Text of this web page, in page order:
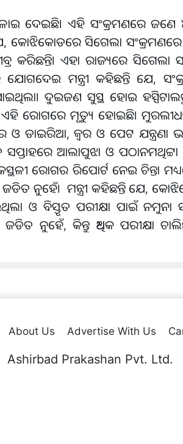
ଦେଇଛି। ଏହି ସଂକ୍ରମଣରେ ଜଣେ
କୋଝିକୋଡରେ ସିଗେଲା
କରିଛନ୍ତି। ଏହା ରାଜ୍ୟରେ
ଯୋଗଦେଇ ମନ୍ତ୍ରୀ କହିଛନ୍ତି ଯେ,
ଦୁଇଜଣ ସୁସ୍ଥ ହୋଇ
ଏହି ରୋଗରେ ମୃତ୍ୟୁ ହୋଇଛି।
ଓ ଡାଇରିଆ, ଜ୍ୱର ଓ ପେଟ ଯନ୍ତ୍ରଣା
ଆଲାପୁଝା ଓ ପଠାନମଥିଟ୍ଟା
ରୋଗର ରିପୋର୍ଟ ନେଇ ଚିନ୍ତା
ନୁହେଁ। ମନ୍ତ୍ରୀ କହିଛନ୍ତି ଯେ,
ଓ ବିସ୍ତୃତ ପରୀକ୍ଷା ପାଇଁ ନମୁନା
ନୁହେଁ, କିନ୍ତୁ ଅଧିକ ପରୀକ୍ଷା ଚାଲିଛି
About Us Advertise With Us
Ashirbad Prakashan Pvt. Ltd.